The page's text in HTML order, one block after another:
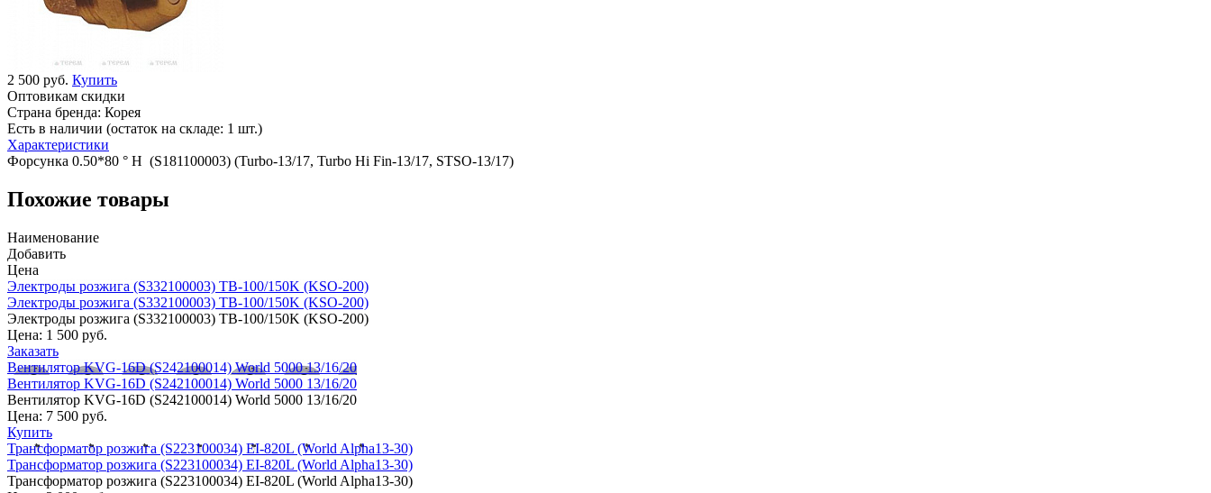
2 500 руб. Купить
Оптовикам скидки
Страна бренда: Корея
Есть в наличии (остаток на складе: 1 шт.)
Характеристики
Форсунка 0.50*80 ° H (S181100003) (Turbo-13/17, Turbo Hi Fin-13/17, STSO-13/17)
Похожие товары
Наименование
Добавить
Цена
Электроды розжига (S332100003) TB-100/150K (KSO-200)
Электроды розжига (S332100003) TB-100/150K (KSO-200)
Электроды розжига (S332100003) TB-100/150K (KSO-200)
Цена: 1 500 руб.
Заказать
Вентилятор KVG-16D (S242100014) World 5000 13/16/20
Вентилятор KVG-16D (S242100014) World 5000 13/16/20
Вентилятор KVG-16D (S242100014) World 5000 13/16/20
Цена: 7 500 руб.
Купить
Трансформатор розжига (S223100034) EI-820L (World Alpha13-30)
Трансформатор розжига (S223100034) EI-820L (World Alpha13-30)
Трансформатор розжига (S223100034) EI-820L (World Alpha13-30)